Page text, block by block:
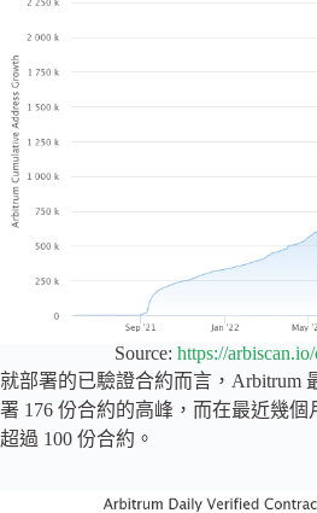
Source: https://
就部署的已驗證合約而言，Arbitrum
署 176 份合約的高峰，而在最近幾個
超過 100 份合約。